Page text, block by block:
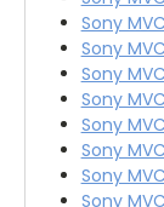
Sony
Sony
Sony
Sony
Sony
Sony
Sony
Sony